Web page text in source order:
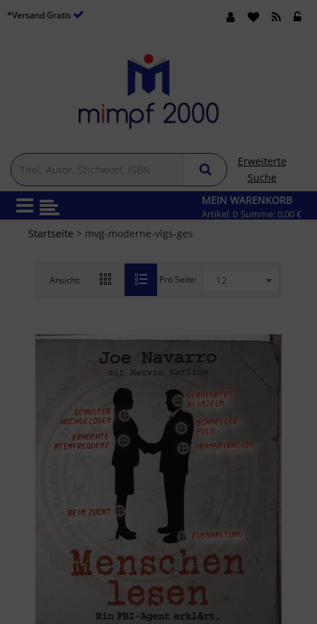
*Versand Gratis
Erweiterte
Suche
MEIN WARENKORB
Artikel: 0 Summe: 0,00 €
Startseite > mvg-moderne-vlgs-ges
Ansicht: Pro Seite: